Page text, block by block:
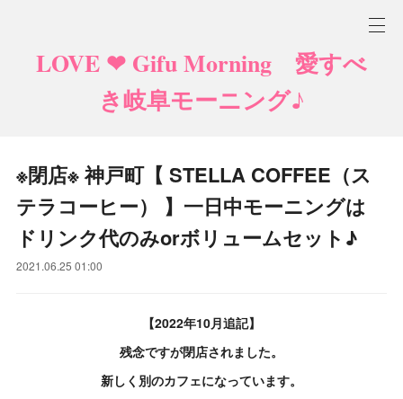
LOVE ❤ Gifu Morning 愛すべ
き岐阜モーニング♪
※閉店※ 神戸町【 STELLA COFFEE（ス
テラコーヒー） 】一日中モーニングは
ドリンク代のみorボリュームセット♪
2021.06.25 01:00
【2022年10月追記】
残念ですが閉店されました。
新しく別のカフェになっています。